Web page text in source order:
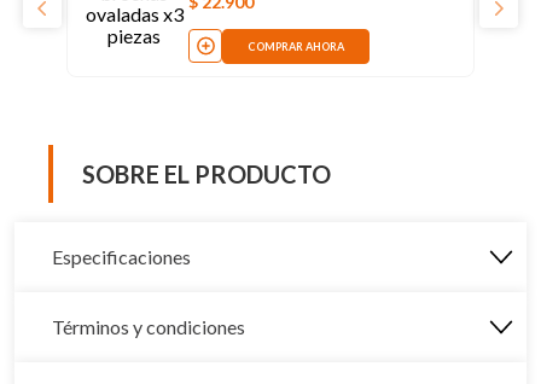
COMPRAR AHORA
SOBRE EL PRODUCTO
Especificaciones
Términos y condiciones